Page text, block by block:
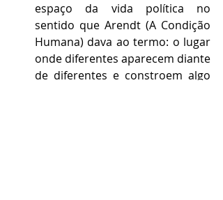
espaço da vida política no
sentido que Arendt (A Condição
Humana) dava ao termo: o lugar
onde diferentes aparecem diante
de diferentes e constroem algo